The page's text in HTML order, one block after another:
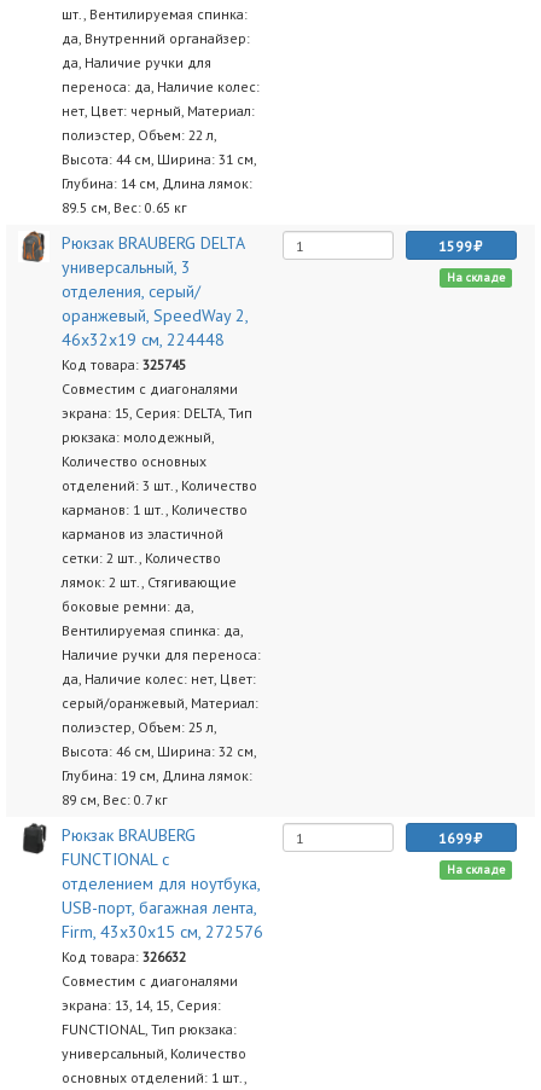
шт., Вентилируемая спинка:
да, Внутренний органайзер:
да, Наличие ручки для
переноса: да, Наличие колес:
нет, Цвет: черный, Материал:
полиэстер, Объем: 22 л,
Высота: 44 см, Ширина: 31 см,
Глубина: 14 см, Длина лямок:
89.5 см, Вес: 0.65 кг
Рюкзак BRAUBERG DELTA
универсальный, 3
отделения, серый/
оранжевый, SpeedWay 2,
46х32х19 см, 224448
Код товара: 325745
Совместим с диагоналями
экрана: 15, Серия: DELTA, Тип
рюкзака: молодежный,
Количество основных
отделений: 3 шт., Количество
карманов: 1 шт., Количество
карманов из эластичной
сетки: 2 шт., Количество
лямок: 2 шт., Стягивающие
боковые ремни: да,
Вентилируемая спинка: да,
Наличие ручки для переноса:
да, Наличие колес: нет, Цвет:
серый/оранжевый, Материал:
полиэстер, Объем: 25 л,
Высота: 46 см, Ширина: 32 см,
Глубина: 19 см, Длина лямок:
89 см, Вес: 0.7 кг
1599
На складе
Рюкзак BRAUBERG
FUNCTIONAL с
отделением для ноутбука,
USB-порт, багажная лента,
Firm, 43x30x15 см, 272576
Код товара: 326632
Совместим с диагоналями
экрана: 13, 14, 15, Серия:
FUNCTIONAL, Тип рюкзака:
универсальный, Количество
основных отделений: 1 шт.,
1699
На складе